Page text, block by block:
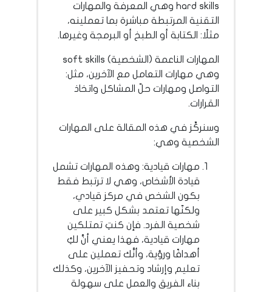
hard skills وهي المعرفة والمهارات
التقنية المرتبطة مباشرة بما تعملينه،
مثلًا: الكتابة أو الطبخ أو البرمجة وغيرها.
المهارات الناعمة (الشخصية) soft skills
وهي مهارات التعامل مع الآخرين، مثل:
التواصل ومهارات حلّ المشاكل واتخاذ
القرارات.
وسنركِّز في هذه المقالة على المهارات
الشخصية وهي:
مهارات قيادية: وهذه المهارات تشمل
قيادة الأشخاص، وهي لا ترتبط فقط
بكون الشخص في مركز قيادي،
ولكنّها تعتمد بشكل كبير على
شخصية الفرد. فإن كنتِ تمتلكين
مهارات قيادية، فهذا يعني أنَّ لكِ
أهدافًا ورؤية، وأنَّك تعملين على
تعليم وإرشاد وتحفيز الآخرين، وكذلك
بناء الفريق والعمل على سهولة